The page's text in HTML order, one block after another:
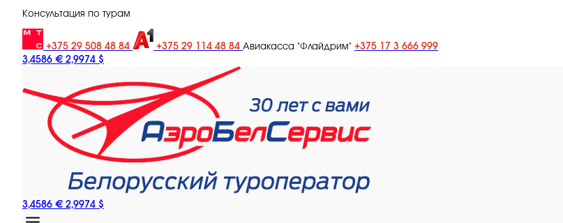
Консультация по турам
+375 29 508 48 84 +375 29 114 48 84 Авиакасса "Флайдрим" +375 17 3 666 999
3,4586 € 2,9974 $
3,4586 € 2,9974 $